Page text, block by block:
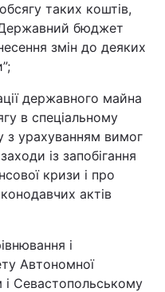
таких коштів,
бюджет
змін до деяких
державного майна
в спеціальному
урахуванням вимог
із запобігання
кризи і про
актів
і
Автономної
Севастопольському